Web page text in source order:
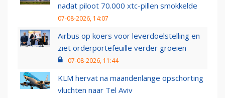
nadat piloot 70.000 xtc-pillen smokkelde
07-08-2026, 14:07
Airbus op koers voor leverdoelstelling en
ziet orderportefeuille verder groeien
07-08-2026, 11:44
KLM hervat na maandenlange opschorting
vluchten naar Tel Aviv